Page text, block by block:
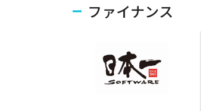
ファイナンス